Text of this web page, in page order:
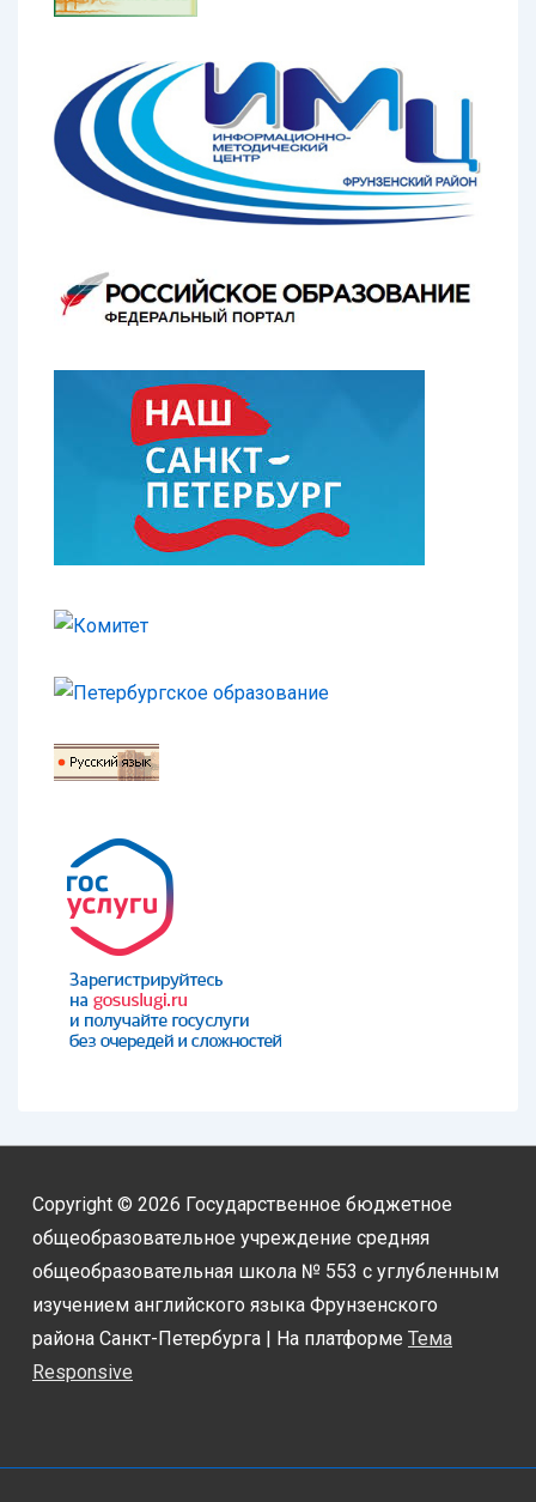
Copyright © 2026 Государственное бюджетное
общеобразовательное учреждение средняя
общеобразовательная школа № 553 с углубленным
изучением английского языка Фрунзенского
района Санкт-Петербурга | На платформе Тема
Responsive